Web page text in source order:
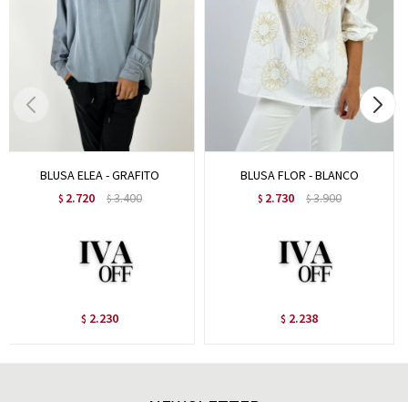
BLUSA ELEA - GRAFITO
$ 2.720 $3.400
$ 2.230
BLUSA FLOR - BLANCO
$ 2.730 $3.900
$ 2.238